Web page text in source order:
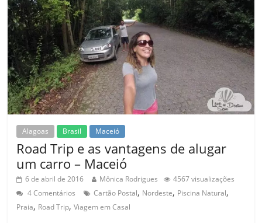
Alagoas Brasil Maceió
Road Trip e as vantagens de alugar
um carro – Maceió
6 de abril de 2016 Mônica Rodrigues
4567 visualizações
4 Comentários
Cartão Postal, Nordeste, Piscina Natural,
Praia, Road Trip,Viagem em Casal